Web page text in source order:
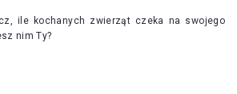
ile kochanych zwierząt czeka na swojego
nim Ty?